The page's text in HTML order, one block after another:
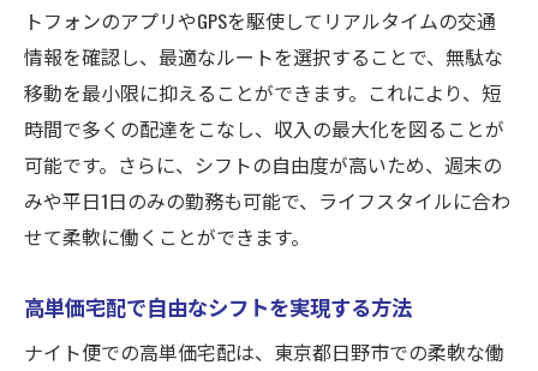
トフォンのアプリやGPSを駆使してリアルタイムの交通
情報を確認し、最適なルートを選択することで、無駄な
移動を最小限に抑えることができます。これにより、短
時間で多くの配達をこなし、収入の最大化を図ることが
可能です。さらに、シフトの自由度が高いため、週末の
みや平日1日のみの勤務も可能で、ライフスタイルに合わ
せて柔軟に働くことができます。
高単価宅配で自由なシフトを実現する方法
ナイト便での高単価宅配は、東京都日野市での柔軟な働